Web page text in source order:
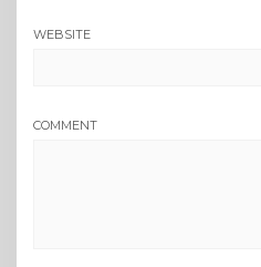
WEBSITE
COMMENT